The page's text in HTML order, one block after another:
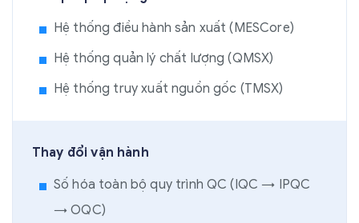
Hệ thống điều hành sản xuất (MESCore)
Hệ thống quản lý chất lượng (QMSX)
Hệ thống truy xuất nguồn gốc (TMSX)
Thay đổi vận hành
Số hóa toàn bộ quy trình QC (IQC → IPQC
→ OQC)